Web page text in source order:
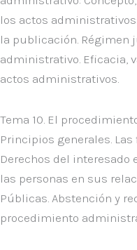
los actos
la publicación. Régimen
administrativo. Eficacia,
actos administrativos.
Tema 10. El
Principios generales.
Derechos del interesado
las personas en sus
Públicas. Abstención y
procedimiento